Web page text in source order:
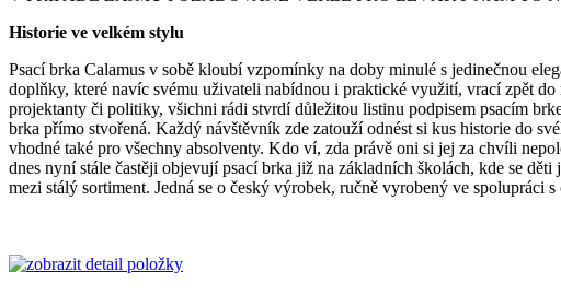
Historie ve velkém stylu
Psací brka Calamus v sobě kloubí vzpomínky na doby minulé s jedinečnou
doplňky, které navíc svému uživateli nabídnou i praktické využití, vrací zpět
projektanty či politiky, všichni rádi stvrdí důležitou listinu podpisem psacím
brka přímo stvořená. Každý návštěvník zde zatouží odnést si kus historie do
vhodné také pro všechny absolventy. Kdo ví, zda právě oni si jej za chvíli
dnes nyní stále častěji objevují psací brka již na základních školách, kde se
mezi stálý sortiment. Jedná se o český výrobek, ručně vyrobený ve